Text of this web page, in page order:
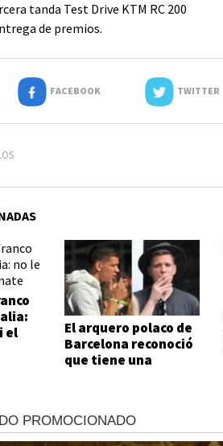
tanda Test Drive KTM RC 200
de premios.
FACEBOOK TWITTER
el
El arquero polaco de
Barcelona reconoció
que tiene una